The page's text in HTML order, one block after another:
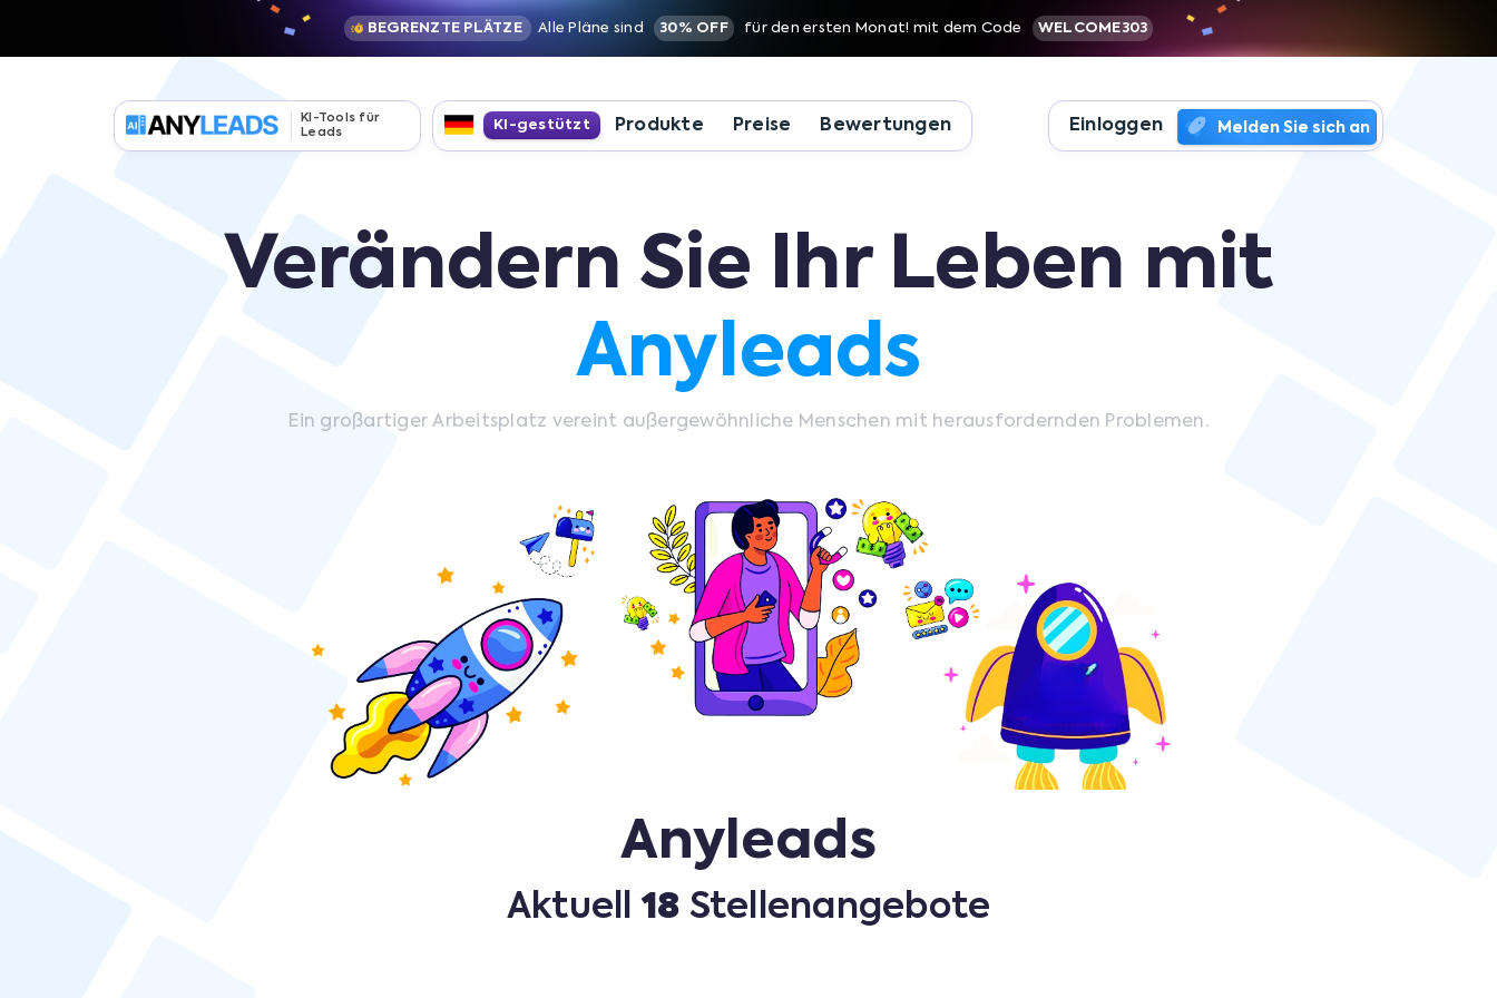
BEGRENZTE PLÄTZE Alle Pläne sind 30% OFF für den ersten Monat! mit dem Code WELCOME303
KI-Tools für
Leads
Einloggen Melden Sie sich an
KI-gestützt Produkte Preise Bewertungen
Verändern Sie Ihr Leben mit
Anyleads
Ein großartiger Arbeitsplatz vereint außergewöhnliche Menschen mit herausfordernden Problemen.
Anyleads
Aktuell 18 Stellenangebote